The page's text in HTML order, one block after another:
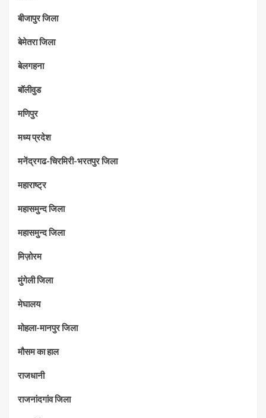
बीजापुर जिला
बेमेतरा जिला
बेलगहना
बॉलीवुड
मणिपुर
मध्‍य प्रदेश
मनेंद्रगढ-चिरमिरी-भरतपुर जिला
महाराष्‍ट्र
महासमुन्द जिला
महासमुन्द जिला
मिज़ोरम
मुंगेली जिला
मेघालय
मोहला-मानपुर जिला
मौसम का हाल
राजधानी
राजनांदगांव जिला